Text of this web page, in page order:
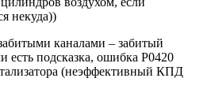
некуда))
каналами – забитый
есть подсказка, ошибка P0420
(неэффективный КПД